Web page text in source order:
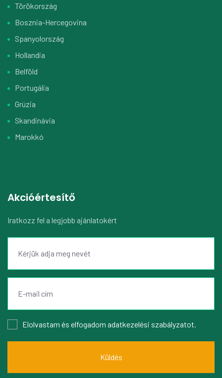
Törökország
Bosznia-Hercegovina
Spanyolország
Hollandia
Belföld
Portugália
Grúzia
Skandinávia
Marokkó
Akcióértesítő
Iratkozz fel a legjobb ajánlatokért
Elolvastam és elfogadom adatkezelési szabályzatot.
Küldés